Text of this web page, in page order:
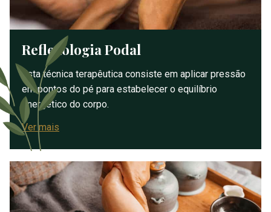
Reflexologia Podal
Esta técnica terapêutica consiste em aplicar pressão
em pontos do pé para estabelecer o equilíbrio
energético do corpo.
Ver mais